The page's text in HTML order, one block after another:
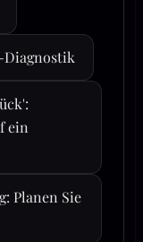
ein
Planen Sie